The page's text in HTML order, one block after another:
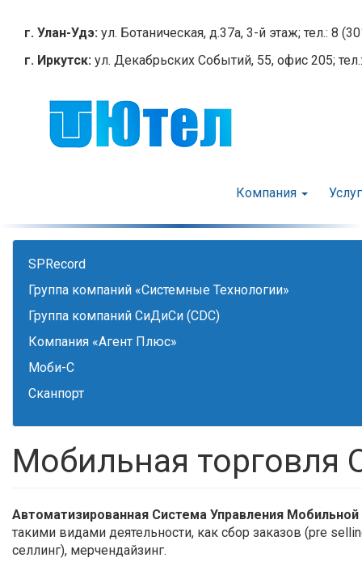
содержанию
г. Улан-Удэ: ул. Ботаническая, д.37а, 3-й этаж; тел.: 8
г. Иркутск: ул. Декабрьских Событий, 55, офис 205;
Компания
SPRecord
Группа компаний «Системные Технологии»
Группа компаний СиДиСи (CDC)
Компания «Агент Плюс»
Моби-С
Сканпорт
Мобильная
Автоматизированная Система Управления
такими видами деятельности, как сбор заказов (pre
селлинг), мерчендайзинг.